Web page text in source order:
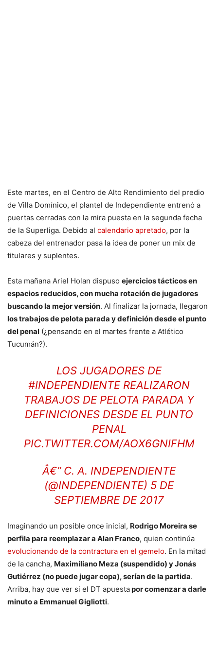
Este martes, en el Centro de Alto Rendimiento del predio
de Villa Domínico, el plantel de Independiente entrenó a
puertas cerradas con la mira puesta en la segunda fecha
de la Superliga. Debido al calendario apretado, por la
cabeza del entrenador pasa la idea de poner un mix de
titulares y suplentes.
Esta mañana Ariel Holan dispuso ejercicios tácticos en
espacios reducidos, con mucha rotación de jugadores
buscando la mejor versión. Al finalizar la jornada, llegaron
los trabajos de pelota parada y definición desde el punto
del penal (¿pensando en el martes frente a Atlético
Tucumán?).
LOS JUGADORES DE
#INDEPENDIENTEREALIZARON
TRABAJOS DE PELOTA PARADA Y
DEFINICIONES DESDE EL PUNTO
PENAL
PIC.TWITTER.COM/AOX6GNIFHM
Â€” C. A. INDEPENDIENTE
(@INDEPENDIENTE) 5 DE
SEPTIEMBRE DE 2017
Imaginando un posible once inicial, Rodrigo Moreira se
perfila para reemplazar a Alan Franco, quien continúa
evolucionando de la contractura en el gemelo. En la mitad
de la cancha, Maximiliano Meza (suspendido) y Jonás
Gutiérrez (no puede jugar copa), serían de la partida.
Arriba, hay que ver si el DT apuestapor comenzar a darle
minuto a Emmanuel Gigliotti.